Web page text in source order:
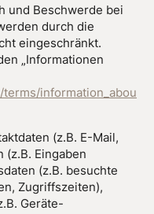
und Beschwerde bei
durch die
eingeschränkt.
„Informationen
information_abou
(z.B. E-Mail,
(z.B. Eingaben
(z.B. besuchte
Zugriffszeiten),
Geräte-